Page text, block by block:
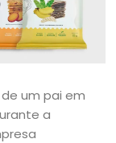
um pai em
a